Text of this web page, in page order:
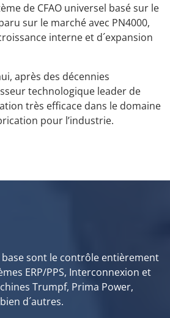
de CFAO universel basé sur le
sur le marché avec PN4000,
interne et d´expansion
après des décennies
technologique leader de
très efficace dans le domaine
pour l’industrie.
base sont le contrôle entièrement
ERP/PPS, Interconnexion et
Trumpf, Prima Power,
d´autres.